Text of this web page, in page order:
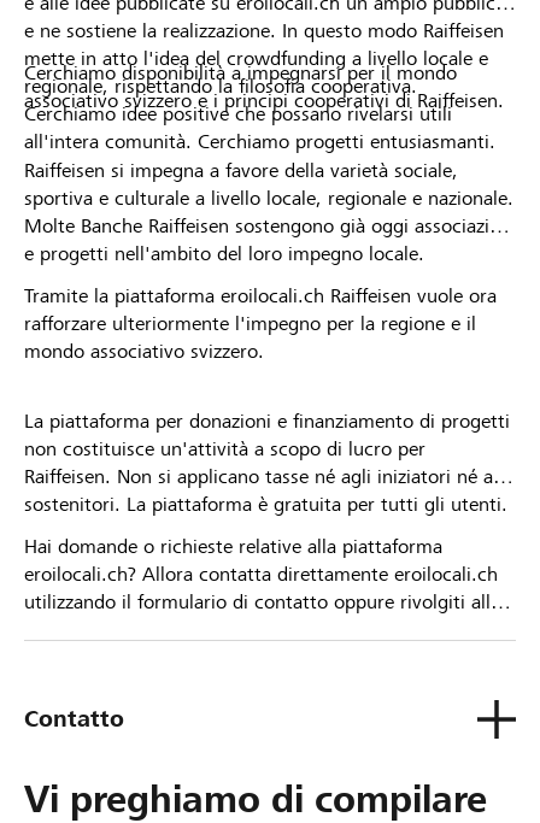
e ne sostiene la realizzazione. In questo modo Raiffeisen
mette in atto l'idea del crowdfunding a livello locale e
regionale, rispettando la filosofia cooperativa.
Cerchiamo idee positive che possano rivelarsi utili
all'intera comunità. Cerchiamo progetti entusiasmanti.
Cerchiamo disponibilità a impegnarsi per il mondo
associativo svizzero e i principi cooperativi di Raiffeisen.
Raiffeisen si impegna a favore della varietà sociale,
sportiva e culturale a livello locale, regionale e nazionale.
Molte Banche Raiffeisen sostengono già oggi associazioni
e progetti nell'ambito del loro impegno locale.
Tramite la piattaforma eroilocali.ch Raiffeisen vuole ora
rafforzare ulteriormente l'impegno per la regione e il
mondo associativo svizzero.
La piattaforma per donazioni e finanziamento di progetti
non costituisce un'attività a scopo di lucro per
Raiffeisen. Non si applicano tasse né agli iniziatori né ai
sostenitori. La piattaforma è gratuita per tutti gli utenti.
Hai domande o richieste relative alla piattaforma
eroilocali.ch? Allora contatta direttamente eroilocali.ch
utilizzando il formulario di contatto oppure rivolgiti alla
Contatto
Vi preghiamo di compilare